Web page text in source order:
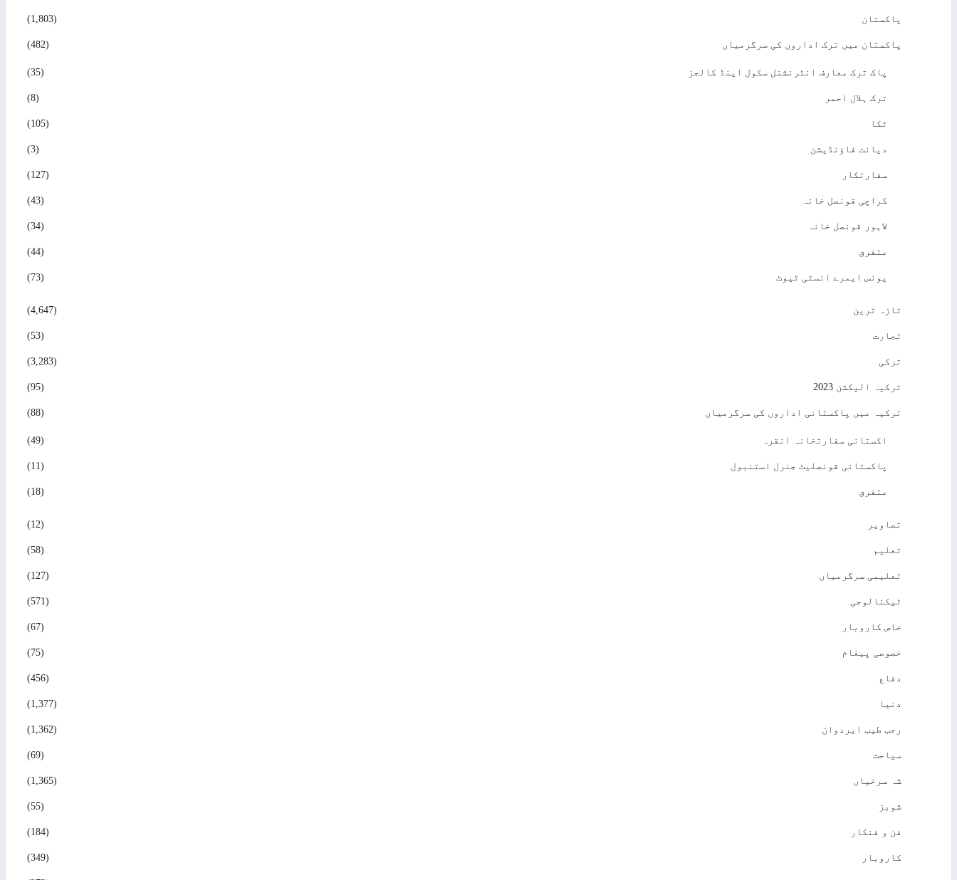
پاکستان (1,803)
پاکستان میں ترک اداروں کی سرگرمیاں (482)
پاک ترک معارف انٹرنشنل سکول اینڈ کالجز (35)
ترک ہلال احمر (8)
ٹکا (105)
دیانت فاؤنڈیشن (3)
سفارتکار (127)
کراچی قونصل خانہ (43)
لاہور قونصل خانہ (34)
متفرق (44)
یونس ایمرے انسٹی ٹیوٹ (73)
تازہ ترین (4,647)
تجارت (53)
ترکی (3,283)
ترکیہ الیکشن 2023 (95)
ترکیہ میں پاکستانی اداروں کی سرگرمیاں (88)
اکستانی سفارتخانہ انقرہ (49)
پاکستانی قونصلیٹ جنرل استنبول (11)
متفرق (18)
تصاویر (12)
تعلیم (58)
تعلیمی سرگرمیاں (127)
ٹیکنالوجی (571)
خاص کاروبار (67)
خصوصی پیغام (75)
دفاع (456)
دنیا (1,377)
رجب طیب ایردوان (1,362)
سیاحت (69)
شہ سرخیاں (1,365)
شوبز (55)
فن و فنکار (184)
کاروبار (349)